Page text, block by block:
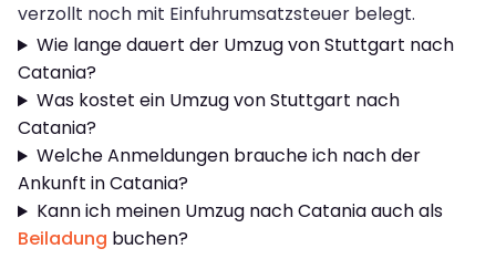
verzollt noch mit Einfuhrumsatzsteuer belegt.
Wie lange dauert der Umzug von Stuttgart nach
Catania?
Was kostet ein Umzug von Stuttgart nach
Catania?
Welche Anmeldungen brauche ich nach der
Ankunft in Catania?
Kann ich meinen Umzug nach Catania auch als
Beiladung buchen?